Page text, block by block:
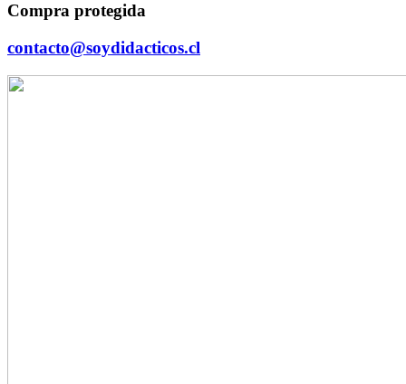
Compra protegida
contacto@soydidacticos.cl